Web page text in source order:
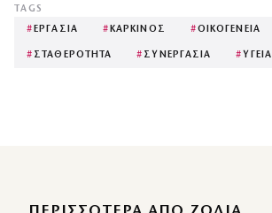
TAGS
# ΕΡΓΑΣΙΑ # ΚΑΡΚΙΝΟΣ #ΟΙΚΟΓΕΝΕΙΑ
# ΣΤΑΘΕΡΟΤΗΤΑ # ΣΥΝΕΡΓΑΣΙΑ # ΥΓΕΙΑ